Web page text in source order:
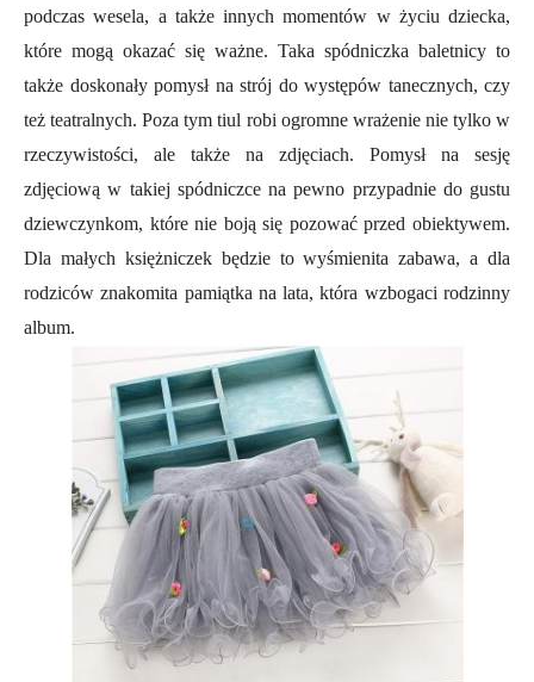
podczas wesela, a także innych momentów w życiu dziecka,
które mogą okazać się ważne. Taka spódniczka baletnicy to
także doskonały pomysł na strój do występów tanecznych, czy
też teatralnych. Poza tym tiul robi ogromne wrażenie nie tylko w
rzeczywistości, ale także na zdjęciach. Pomysł na sesję
zdjęciową w takiej spódniczce na pewno przypadnie do gustu
dziewczynkom, które nie boją się pozować przed obiektywem.
Dla małych księżniczek będzie to wyśmienita zabawa, a dla
rodziców znakomita pamiątka na lata, która wzbogaci rodzinny
album.